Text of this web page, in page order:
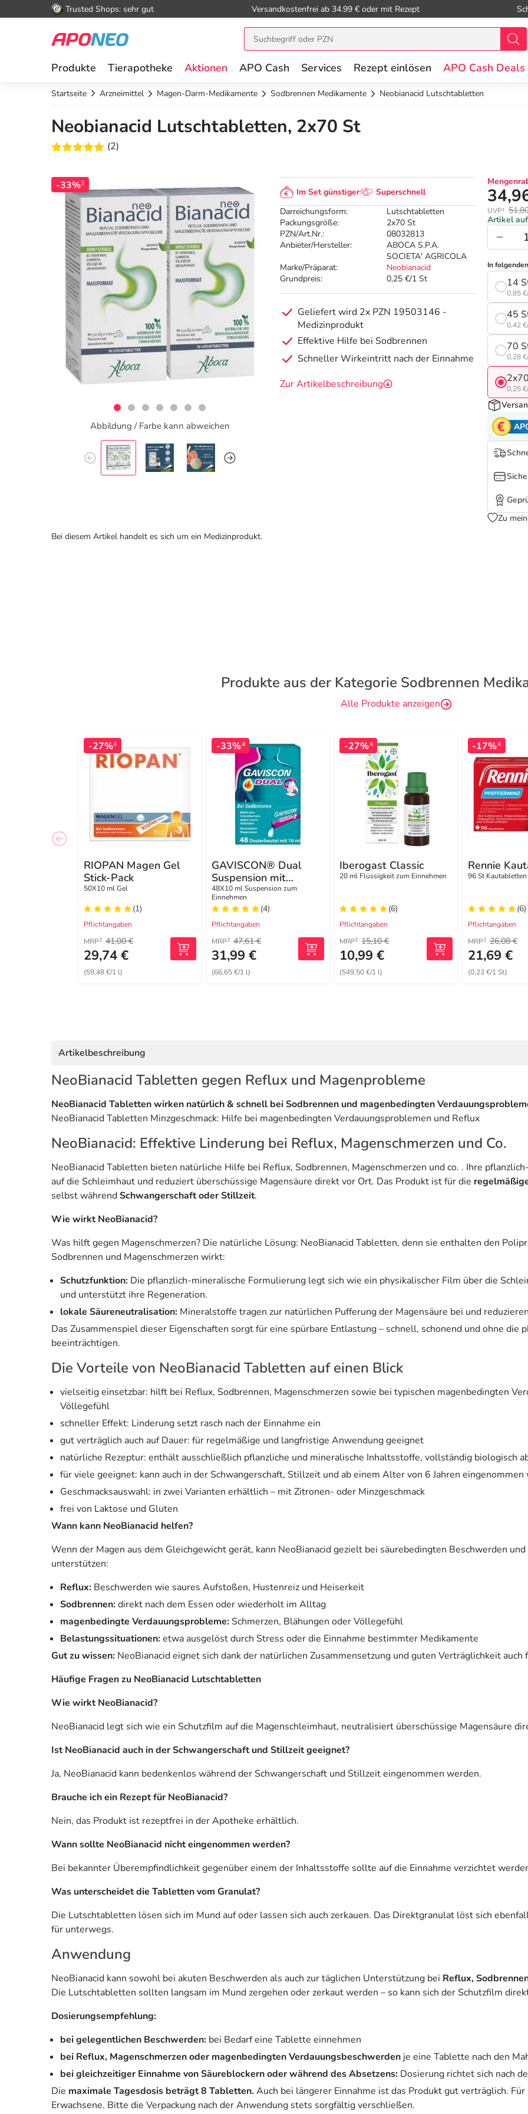
Trusted Shops: sehr gut Versandkostenfrei ab 34.99 € oder mit Rezept
Produkte Tierapotheke Aktionen APO Cash Services Rezept einlösen APO Cash Deals
Startseite Arzneimittel Magen-Darm-Medikamente Sodbrennen Medikamente Neobianacid Lutschtabletten
Neobianacid Lutschtabletten, 2x70 St
(2)
-33%3
Abbildung / Farbe kann abweichen
Im Set günstiger
Superschnell
Darreichungsform:
Lutschtabletten
Packungsgröße:
2x70 St
PZN/Art.Nr.:
08032813
Anbieter/Hersteller:
ABOCA S.P.A.
SOCIETA' AGRICOLA
Marke/Präparat:
Neobianacid
Grundpreis:
0,25 €/1 St
Geliefert wird 2x PZN 19503146 -
Medizinprodukt
Effektive Hilfe bei Sodbrennen
Schneller Wirkeintritt nach der Einnahme
Zur Artikelbeschreibung
UVP¹
Artikel
In
14
0,85
45
0,42
70
0,28
0,25
Zu
Bei diesem Artikel handelt es sich um ein Medizinprodukt.
Produkte aus der Kategorie Sodbrennen
Alle Produkte anzeigen
-27%4
RIOPAN Magen Gel
Stick-Pack
50X10 ml Gel
(1)
Pflichtangaben
MRP2 41,00 €
29,74 €
(59,48 €/1 l)
-33%4
GAVISCON® Dual
Suspension mit
Zweifachwirkung
gegen Sodbrennen
48X10 ml Suspension zum
Einnehmen
(4)
Pflichtangaben
MRP2 47,61 €
31,99 €
(66,65 €/1 l)
-27%4
Iberogast Classic
20 ml Flüssigkeit zum Einnehmen
(6)
Pflichtangaben
MRP2 15,10 €
10,99 €
(549,50 €/1 l)
-17%4
Rennie
96 St Kautabletten
(6)
Pflichtangaben
MRP2 26,08 €
21,69 €
(0,23 €/1 St)
Artikelbeschreibung
NeoBianacid Tabletten gegen Reflux und Magenprobleme
NeoBianacid Tabletten wirken natürlich & schnell bei Sodbrennen und magenbedingten
NeoBianacid Tabletten Minzgeschmack: Hilfe bei magenbedingten Verdauungsproblemen und Reflux
NeoBianacid: Effektive Linderung bei Reflux, Magenschmerzen und Co.
NeoBianacid Tabletten bieten natürliche Hilfe bei Reflux, Sodbrennen, Magenschmerzen und co. . Ihre
auf die Schleimhaut und reduziert überschüssige Magensäure direkt vor Ort. Das Produkt ist für die
selbst währendSchwangerschaft oder Stillzeit.
Wie wirkt NeoBianacid?
Was hilft gegen Magenschmerzen? Die natürliche Lösung: NeoBianacid Tabletten, denn sie enthalten den
Sodbrennen und Magenschmerzen wirkt:
Schutzfunktion: Die pflanzlich-mineralische Formulierung legt sich wie ein physikalischer Film über die
und unterstützt ihre Regeneration.
lokale Säureneutralisation: Mineralstoffe tragen zur natürlichen Pufferung der Magensäure bei und
Das Zusammenspiel dieser Eigenschaften sorgt für eine spürbare Entlastung – schnell, schonend und ohne die
beeinträchtigen.
Die Vorteile von NeoBianacid Tabletten auf einen Blick
vielseitig einsetzbar: hilft bei Reflux, Sodbrennen, Magenschmerzen sowie bei typischen magenbedingten
Völlegefühl
schneller Effekt: Linderung setzt rasch nach der Einnahme ein
gut verträglich auch auf Dauer: für regelmäßige und langfristige Anwendung geeignet
natürliche Rezeptur: enthält ausschließlich pflanzliche und mineralische Inhaltsstoffe, vollständig biologisch
für viele geeignet: kann auch in der Schwangerschaft, Stillzeit und ab einem Alter von 6 Jahren eingenommen
Geschmacksauswahl: in zwei Varianten erhältlich – mit Zitronen- oder Minzgeschmack
frei von Laktose und Gluten
Wann kann NeoBianacid helfen?
Wenn der Magen aus dem Gleichgewicht gerät, kann NeoBianacid gezielt bei säurebedingten Beschwerden
unterstützen:
Reflux: Beschwerden wie saures Aufstoßen, Hustenreiz und Heiserkeit
Sodbrennen:direkt nach dem Essen oder wiederholt im Alltag
magenbedingte Verdauungsprobleme:Schmerzen, Blähungen oder Völlegefühl
Belastungssituationen:etwa ausgelöst durch Stress oder die Einnahme bestimmter Medikamente
Gut zu wissen: NeoBianacid eignet sich dank der natürlichen Zusammensetzung und guten Verträglichkeit
Häufige Fragen zu NeoBianacid Lutschtabletten
Wie wirkt NeoBianacid?
NeoBianacid legt sich wie ein Schutzfilm auf die Magenschleimhaut, neutralisiert überschüssige Magensäure
Ist NeoBianacid auch in der Schwangerschaft und Stillzeit geeignet?
Ja, NeoBianacid kann bedenkenlos während der Schwangerschaft und Stillzeit eingenommen werden.
Brauche ich ein Rezept für NeoBianacid?
Nein, das Produkt ist rezeptfrei in der Apotheke erhältlich.
Wann sollte NeoBianacid nicht eingenommen werden?
Bei bekannter Überempfindlichkeit gegenüber einem der Inhaltsstoffe sollte auf die Einnahme verzichtet
Was unterscheidet die Tabletten vom Granulat?
Die Lutschtabletten lösen sich im Mund auf oder lassen sich auch zerkauen. Das Direktgranulat löst sich
für unterwegs.
Anwendung
NeoBianacid kann sowohl bei akuten Beschwerden als auch zur täglichen Unterstützung bei Reflux,
Die Lutschtabletten sollten langsam im Mund zergehen oder zerkaut werden – so kann sich der Schutzfilm
Dosierungsempfehlung:
bei gelegentlichen Beschwerden: bei Bedarf eine Tablette einnehmen
bei Reflux, Magenschmerzen oder magenbedingten Verdauungsbeschwerden je eine Tablette nach den
bei gleichzeitiger Einnahme von Säureblockern oder während des Absetzens: Dosierung richtet sich nach
Die maximale Tagesdosis beträgt 8 Tabletten. Auch bei längerer Einnahme ist das Produkt gut verträglich.
Erwachsene. Bitte die Verpackung nach der Anwendung stets sorgfältig verschließen.